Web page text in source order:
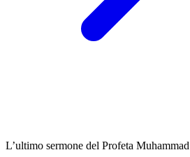
L’ultimo sermone del Profeta Muhammad ﷺ fu pronunciato il nono